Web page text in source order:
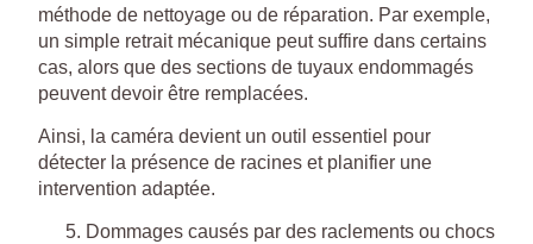
méthode de nettoyage ou de réparation. Par exemple,
un simple retrait mécanique peut suffire dans certains
cas, alors que des sections de tuyaux endommagés
peuvent devoir être remplacées.
Ainsi, la caméra devient un outil essentiel pour
détecter la présence de racines et planifier une
intervention adaptée.
Dommages causés par des raclements ou chocs